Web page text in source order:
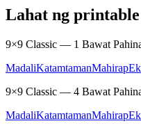
Lahat ng printable
9×9 Classic — 1 Bawat
MadaliKatamtamanMahirap
9×9 Classic — 4 Bawat
MadaliKatamtamanMahirap